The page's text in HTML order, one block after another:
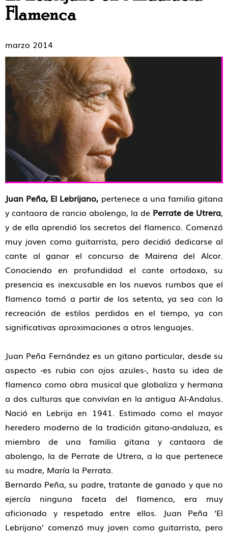
Flamenca
marzo 2014
Juan Peña, El Lebrijano, pertenece a una familia gitana
y cantaora de rancio abolengo, la de Perrate de Utrera,
y de ella aprendió los secretos del flamenco. Comenzó
muy joven como guitarrista, pero decidió dedicarse al
cante al ganar el concurso de Mairena del Alcor.
Conociendo en profundidad el cante ortodoxo, su
presencia es inexcusable en los nuevos rumbos que el
flamenco tomó a partir de los setenta, ya sea con la
recreación de estilos perdidos en el tiempo, ya con
significativas aproximaciones a otros lenguajes.
Juan Peña Fernández es un gitano particular, desde su
aspecto -es rubio con ojos azules-, hasta su idea de
flamenco como obra musical que globaliza y hermana
a dos culturas que convivían en la antigua Al-Andalus.
Nació en Lebrija en 1941. Estimado como el mayor
heredero moderno de la tradición gitano-andaluza, es
miembro de una familia gitana y cantaora de
abolengo, la de Perrate de Utrera, a la que pertenece
su madre, María la Perrata.
Bernardo Peña, su padre, tratante de ganado y que no
ejercía ninguna faceta del flamenco, era muy
aficionado y respetado entre ellos. Juan Peña ‘El
Lebrijano’ comenzó muy joven como guitarrista, pero